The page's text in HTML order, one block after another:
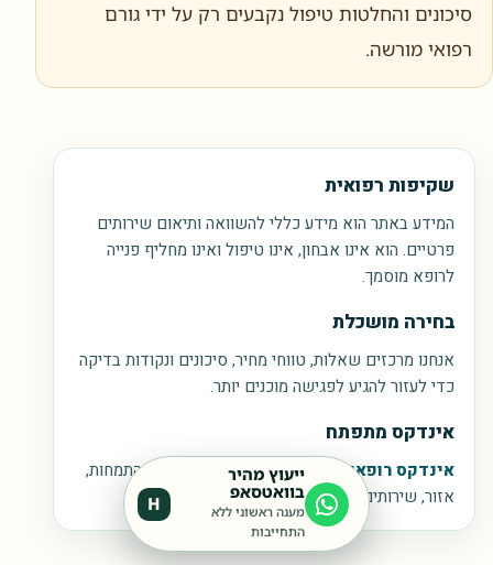
סיכונים והחלטות טיפול נקבעים רק על ידי גורם
רפואי מורשה.
שקיפות רפואית
המידע באתר הוא מידע כללי להשוואה ותיאום שירותים
פרטיים. הוא אינו אבחון, אינו טיפול ואינו מחליף פנייה
לרופא מוסמך.
בחירה מושכלת
אנחנו מרכזים שאלות, טווחי מחיר, סיכונים ונקודות בדיקה
כדי לעזור להגיע לפגישה מוכנים יותר.
אינדקס מתפתח
אינדקס רופאים וקליניקותנבנה בהדרגה עם התמחות,
אזור, שירותים, זמינות ופרטי התאמה.
ייעוץ מהיר
בוואטסאפ
מענה ראשוני ללא
התחייבות
H